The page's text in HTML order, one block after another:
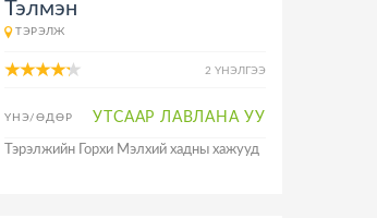
Тэлмэн
ТЭРЭЛЖ
2 ҮНЭЛГЭЭ
ҮНЭ/ӨДӨР УТСААР ЛАВЛАНА УУ
Тэрэлжийн Горхи Мэлхий хадны хажууд